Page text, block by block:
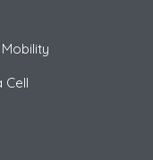
Cell